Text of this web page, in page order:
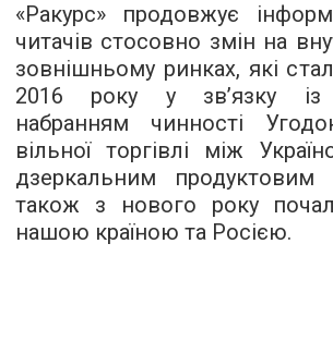
«Ракурс» продовжує
читачів стосовно змін на
зовнішньому ринках, які
2016 року у зв’язку із
набранням чинності
вільної торгівлі між
дзеркальним
також з нового року
нашою країною та Росією.